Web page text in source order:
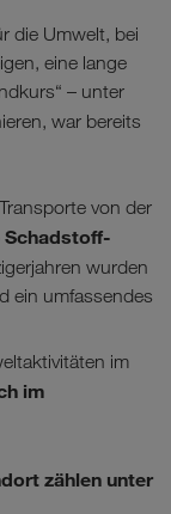
die Umwelt, bei
eine lange
– unter
war bereits
von der
Schadstoff-
wurden
ein umfassendes
im
im
zählen unter